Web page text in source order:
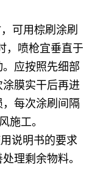
可用棕刷涂刷
，喷枪宜垂直于
应按照先细部
膜实干后再进
每次涂刷间隔
施工。
说明书的要求
理剩余物料。